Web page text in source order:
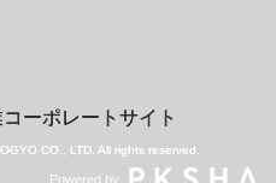
CO., LTD. All rights reserved.
Powered by